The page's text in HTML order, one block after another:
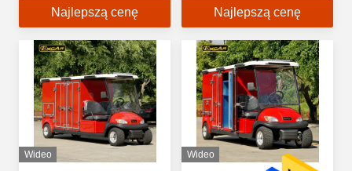
Najlepszą cenę
Najlepszą cenę
Wideo Wideo